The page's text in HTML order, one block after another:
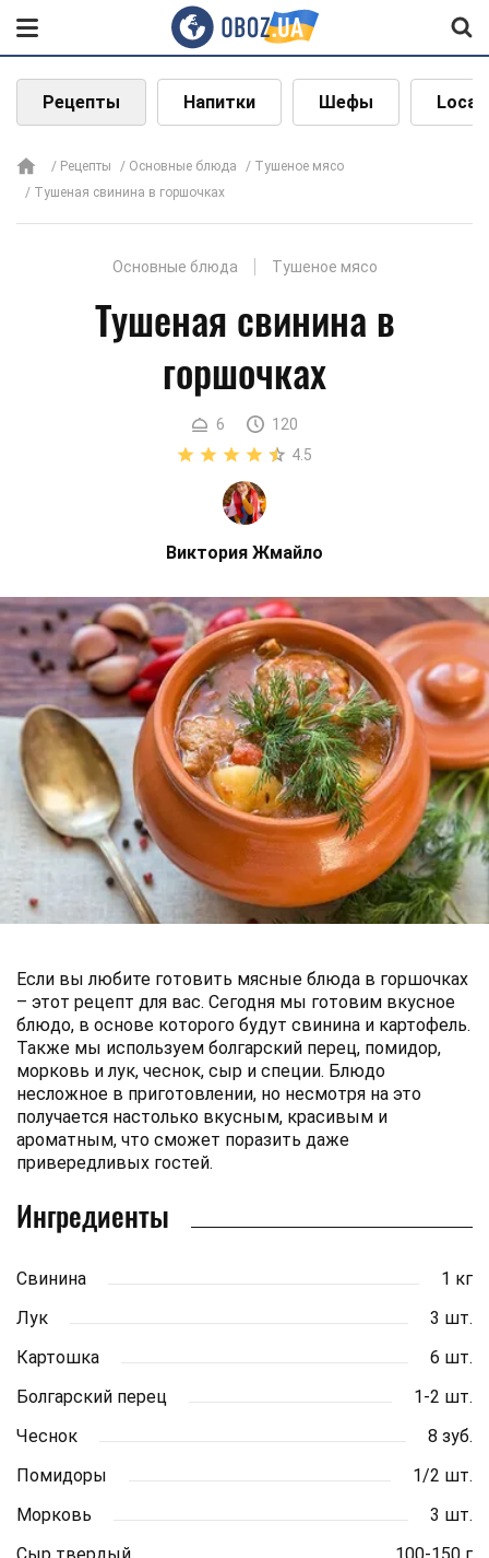
Рецепты Напитки Шефы Local
Рецепты Основные блюда
Тушеное мясо
Тушеная свинина в горшочках
Основные блюда Тушеное мясо
Тушеная свинина в
горшочках
6
120
4.5
Виктория Жмайло
Если вы любите готовить мясные блюда в горшочках
– этот рецепт для вас. Сегодня мы готовим вкусное
блюдо, в основе которого будут свинина и картофель.
Также мы используем болгарский перец, помидор,
морковь и лук, чеснок, сыр и специи. Блюдо
несложное в приготовлении, но несмотря на это
получается настолько вкусным, красивым и
ароматным, что сможет поразить даже
привередливых гостей.
Ингредиенты
Свинина
1 кг
Лук
3 шт.
Картошка
6 шт.
Болгарский перец
1-2 шт.
Чеснок
8 зуб.
Помидоры
1/2 шт.
Морковь
3 шт.
Сыр твердый
100-150 г